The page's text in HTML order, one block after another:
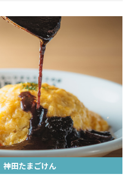
田たまごけん